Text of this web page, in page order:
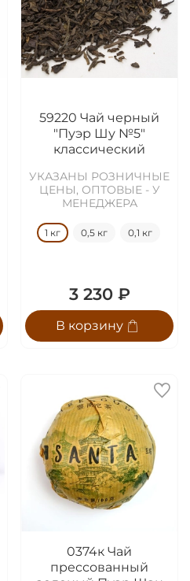
59220 Чай черный
"Пуэр Шу №5"
классический
УКАЗАНЫ РОЗНИЧНЫЕ
ЦЕНЫ, ОПТОВЫЕ - У
МЕНЕДЖЕРА
1 кг 0,5 кг 0,1 кг
3 230 ₽
В корзину
0374к Чай
прессованный